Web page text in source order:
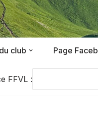
club Page
FFVL :